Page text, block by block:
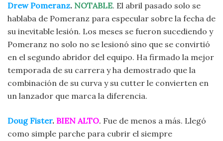
Drew Pomeranz. NOTABLE. El abril pasado solo se
hablaba de Pomeranz para especular sobre la fecha de
su inevitable lesión. Los meses se fueron sucediendo y
Pomeranz no solo no se lesionó sino que se convirtió
en el segundo abridor del equipo. Ha firmado la mejor
temporada de su carrera y ha demostrado que la
combinación de su curva y su cutter le convierten en
un lanzador que marca la diferencia.
Doug Fister. BIEN ALTO. Fue de menos a más. Llegó
como simple parche para cubrir el siempre